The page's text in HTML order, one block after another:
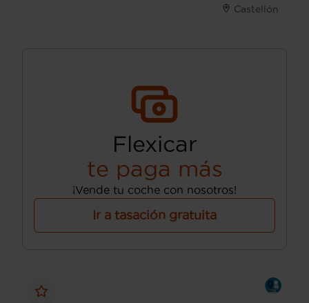
Castellón
Flexicar
te paga más
¡Vende tu coche con nosotros!
Ir a tasación gratuita